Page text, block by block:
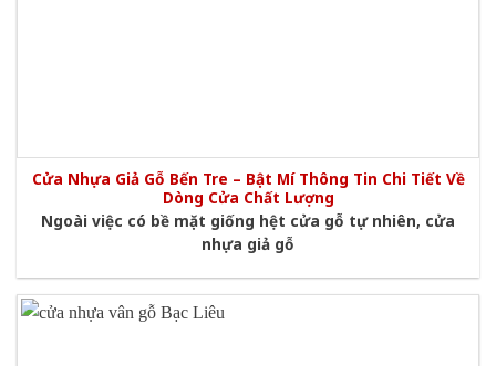
Cửa Nhựa Giả Gỗ Bến Tre – Bật Mí Thông Tin Chi Tiết Về
Dòng Cửa Chất Lượng
Ngoài việc có bề mặt giống hệt cửa gỗ tự nhiên, cửa
nhựa giả gỗ